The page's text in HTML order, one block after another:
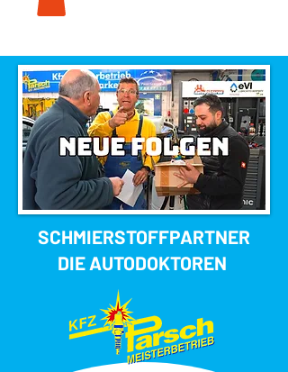
SCHMIERSTOFFPARTNER
DIE AUTODOKTOREN